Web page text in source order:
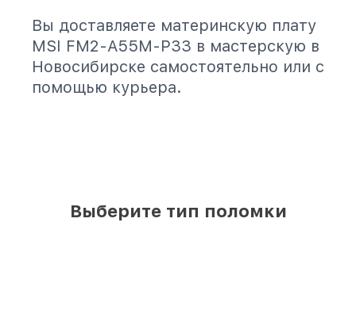
Вы доставляете материнскую плату
MSI FM2-A55M-P33 в мастерскую в
Новосибирске самостоятельно или с
помощью курьера.
Выберите тип поломки